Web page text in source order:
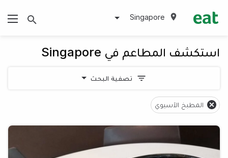
Singapore
استكشف المطاعم في Singapore
تصفية البحث
المطبخ الآسيوي